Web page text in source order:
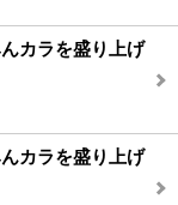
カラを盛り上げ
カラを盛り上げ